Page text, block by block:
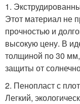
1.
Этот материал не
прочностью и
высокую цену. В
толщиной по 30 мм,
защиты от
2. Пенопласт с
Легкий,